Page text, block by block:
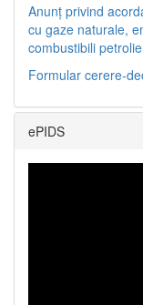
Anunț privind
cu gaze naturale,
combustibili
Formular cerere-
ePIDS